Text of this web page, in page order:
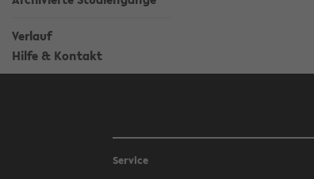
Verlauf
Hilfe & Kontakt
Service